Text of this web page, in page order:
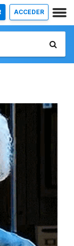
ACCEDER